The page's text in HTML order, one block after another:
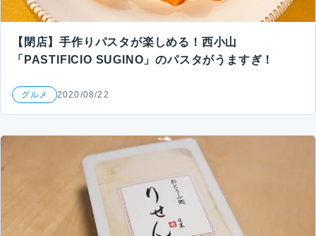
【閉店】手作りパスタが楽しめる！西小山
「PASTIFICIO SUGINO」のパスタがうますぎ！
グルメ 2020/08/22